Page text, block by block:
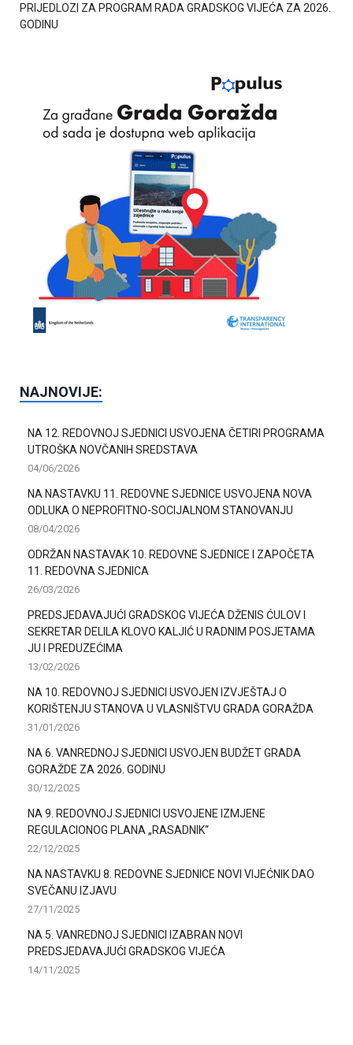
PRIJEDLOZI ZA PROGRAM RADA GRADSKOG VIJEĆA ZA 2026.
GODINU
NAJNOVIJE:
NA 12. REDOVNOJ SJEDNICI USVOJENA ČETIRI PROGRAMA
UTROŠKA NOVČANIH SREDSTAVA
04/06/2026
NA NASTAVKU 11. REDOVNE SJEDNICE USVOJENA NOVA
ODLUKA O NEPROFITNO-SOCIJALNOM STANOVANJU
08/04/2026
ODRŽAN NASTAVAK 10. REDOVNE SJEDNICE I ZAPOČETA
11. REDOVNA SJEDNICA
26/03/2026
PREDSJEDAVAJUĆI GRADSKOG VIJEĆA DŽENIS ĆULOV I
SEKRETAR DELILA KLOVO KALJIĆ U RADNIM POSJETAMA
JU I PREDUZEĆIMA
13/02/2026
NA 10. REDOVNOJ SJEDNICI USVOJEN IZVJEŠTAJ O
KORIŠTENJU STANOVA U VLASNIŠTVU GRADA GORAŽDA
31/01/2026
NA 6. VANREDNOJ SJEDNICI USVOJEN BUDŽET GRADA
GORAŽDE ZA 2026. GODINU
30/12/2025
NA 9. REDOVNOJ SJEDNICI USVOJENE IZMJENE
REGULACIONOG PLANA „RASADNIK“
22/12/2025
NA NASTAVKU 8. REDOVNE SJEDNICE NOVI VIJEĆNIK DAO
SVEČANU IZJAVU
27/11/2025
NA 5. VANREDNOJ SJEDNICI IZABRAN NOVI
PREDSJEDAVAJUĆI GRADSKOG VIJEĆA
14/11/2025